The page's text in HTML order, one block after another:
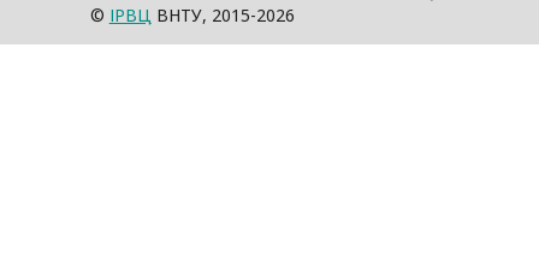
© ІPВЦ ВНТУ, 2015-2026